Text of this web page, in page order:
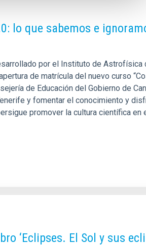
lo que sabemos e
por el Instituto de Astrofísica
de matrícula del nuevo curso
de Educación del Gobierno de
y fomentar el conocimiento y
promover la cultura científica en
‘Eclipses. El Sol y sus